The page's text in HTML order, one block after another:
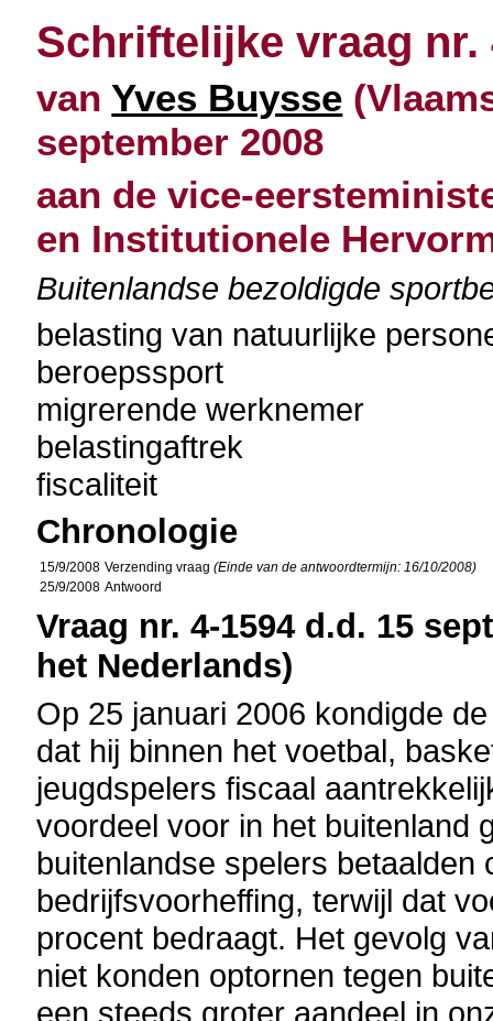
Schriftelijke vraag nr.
vanYves Buysse
september 2008
aan de vice-
en Institutionele
Buitenlandse bezoldigde
belasting van natuurlijke
beroepssport
migrerende werknemer
belastingaftrek
fiscaliteit
Chronologie
15/9/2008 Verzending vraag(Einde van de antwoordtermijn: 16/10/2008)
25/9/2008 Antwoord
Vraag nr. 4-1594 d.d. 15
het Nederlands)
Op 25 januari 2006 kondigde
dat hij binnen het voetbal,
jeugdspelers fiscaal
voordeel voor in het buitenland
buitenlandse spelers
bedrijfsvoorheffing, terwijl dat
procent bedraagt. Het gevolg
niet konden optornen tegen
een steeds groter aandeel in